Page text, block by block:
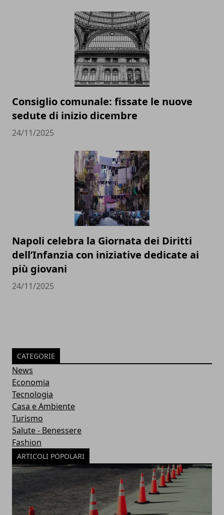
Consiglio comunale: fissate le nuove
sedute di inizio dicembre
24/11/2025
Napoli celebra la Giornata dei Diritti
dell’Infanzia con iniziative dedicate ai
più giovani
24/11/2025
CATEGORIE
News
Economia
Tecnologia
Casa e Ambiente
Turismo
Salute - Benessere
Fashion
ARTICOLI POPOLARI